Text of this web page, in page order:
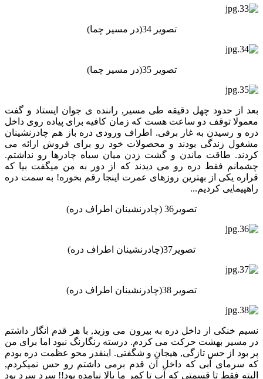
تصویر 34(در مسیر چما)
تصویر 35(در مسیر چما)
بعد از حدود چهل دقیقه طی مسیر, راننده ی جوان ایستاد و گفت
معمولا توقف دو ساعت هست که زمان کافیه برای پیاده روی داخل
دره و رسیدن به غار برفی. اطراف ورودی دره باز هم چادرنشینان
مشغول زندگی بودند و محصولات خود رو برای فروش ارائه می
کردند. طاقت ماندن و گشت زدن میان سیاه چادرها رو نداشتم.
چشمانم فقط دره رو می دیدند که از دور به من میگفت بیا که
قراره یکی از بهترین روزهای عمرت اینجا رقم بخوره! به سمت دره
راهپیمایی کردیم...
تصویر36 (چادرنشینان اطراف دره)
تصویر37(چادرنشینان اطراف دره)
تصویر 38(چادرنشینان اطراف دره)
نسیم خنکی از داخل دره به بیرون می وزید, با هر قدم انگار داشتم
در مسیر بهشت حرکت می کردم. درسته رنگارنگ نبود اما برای من
پر بود از حس تازگی, هیجان و شگفتی. اینقدر محو عظمت دره بودم
که سرمای آبی که داخل آن قدم برمی داشتم رو حس نمیکردم,
البته فقط تا قسمتی که آب تا کمر ما بالا نیامده بود!! سرد سرد بود